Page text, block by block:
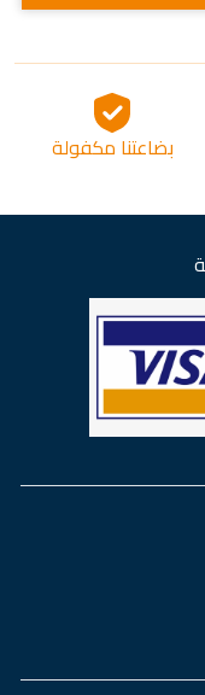
بضاعتنا مكفولة